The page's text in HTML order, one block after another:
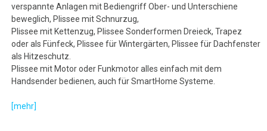
verspannte Anlagen mit Bediengriff Ober- und Unterschiene
beweglich, Plissee mit Schnurzug,
Plissee mit Kettenzug, Plissee Sonderformen Dreieck, Trapez
oder als Fünfeck, Plissee für Wintergärten, Plissee für Dachfenster
als Hitzeschutz.
Plissee mit Motor oder Funkmotor alles einfach mit dem
Handsender bedienen, auch für SmartHome Systeme.
[mehr]